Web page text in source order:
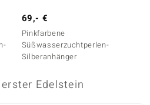
Rundschliff
Herkunft
Kambodscha
69,- €
Pinkfarbene
Süßwasserzuchtperlen-
Silberanhänger
Edelstein